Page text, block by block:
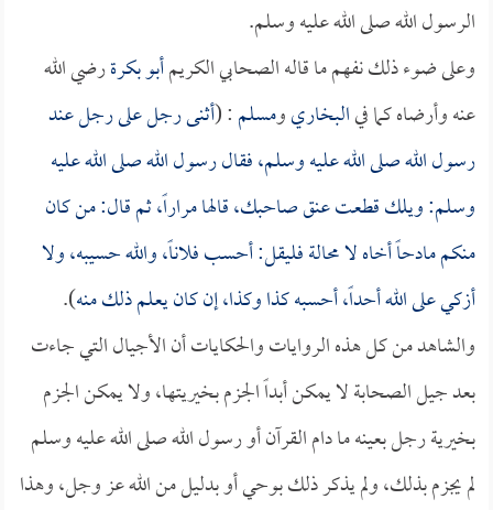
الرسول الله صلى الله عليه وسلم.
وعلى ضوء ذلك نفهم ما قاله الصحابي الكريمأبو بكرةرضي الله
عنه وأرضاه كما فيالبخاريومسلم: (أثنى رجل على رجل عند
رسول الله صلى الله عليه وسلم، فقال رسول الله صلى الله عليه
وسلم: ويلك قطعت عنق صاحبك، قالها مراراً، ثم قال: من كان
منكم مادحاً أخاه لا محالة فليقل: أحسب فلاناً، والله حسيبه، ولا
أزكي على الله أحداً، أحسبه كذا وكذا، إن كان يعلم ذلك منه).
والشاهد من كل هذه الروايات والحكايات أن الأجيال التي جاءت
بعد جيل الصحابة لا يمكن أبداً الجزم بخيريتها، ولا يمكن الجزم
بخيرية رجل بعينه ما دام القرآن أو رسول الله صلى الله عليه وسلم
لم يجزم بذلك، ولم يذكر ذلك بوحي أو بدليل من الله عز وجل، وهذا